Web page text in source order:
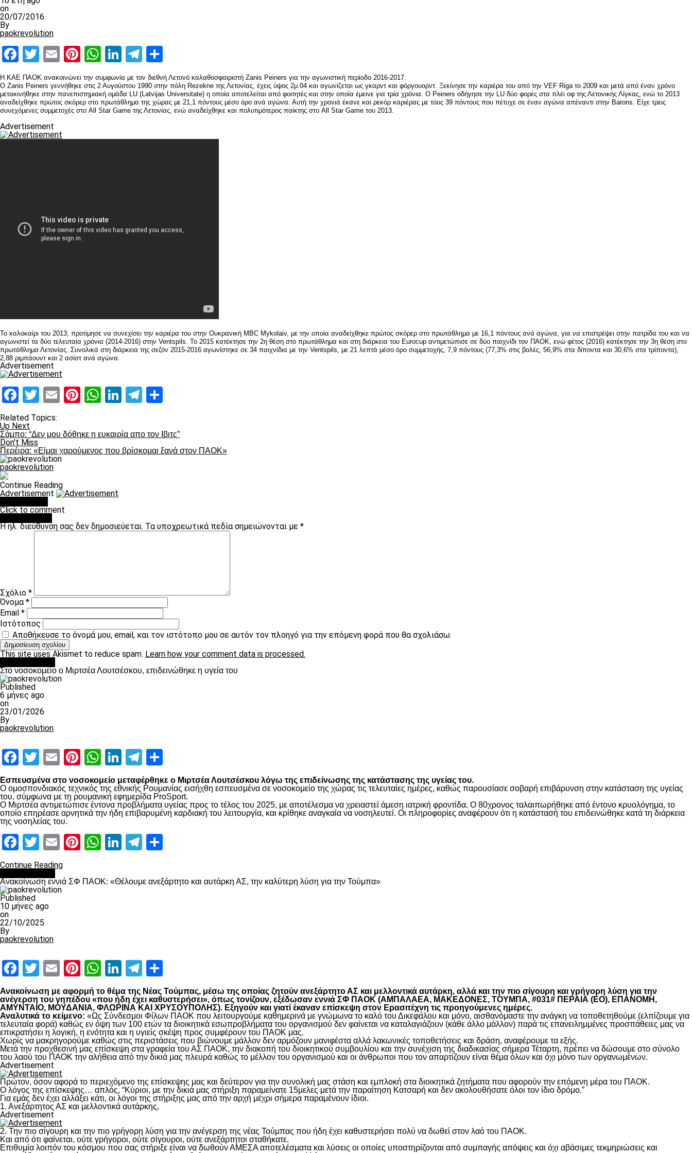
on
20/07/2016
By
paokrevolution
Facebook
Twitter
EmailPinterest
WhatsApp
LinkedIn
Telegram
Η ΚΑΕ ΠΑΟΚ ανακοινώνει την συμφωνία με τον διεθνή Λετονό καλαθοσφαιριστή Zanis Peiners για την αγωνιστική περίοδο 2016-2017.
Ο Zanis Peiners γεννήθηκε στις 2 Αυγούστου 1990 στην πόλη Rezekne της Λετονίας, έχεις ύψος 2μ.04 και αγωνίζεται ως γκαρντ και φόργουορντ. Ξεκίνησε την καριέρα του από την VEF Riga το 2009 και μετά από έναν χρόνο
μετακινήθηκε στην πανεπιστημιακή ομάδα LU (Latvijas Universitate) η οποία αποτελείται από φοιτητές και στην οποία έμεινε για τρία χρόνια. Ο Peiners οδήγησε την LU δύο φορές στα πλέι οφ της Λετονικής Λίγκας, ενώ το 2013
αναδείχθηκε πρώτος σκόρερ στο πρωτάθλημα της χώρας με 21,1 πόντους μέσο όρο ανά αγώνα. Αυτή την χρονιά έκανε και ρεκόρ καριέρας με τους 39 πόντους που πέτυχε σε έναν αγώνα απέναντι στην Barons. Είχε τρεις
συνεχόμενες συμμετοχές στο All Star Game της Λετονίας, ενώ αναδείχθηκε και πολυτιμότερος παίκτης στο All Star Game του 2013.
Advertisement
Το καλοκαίρι του 2013, προτίμησε να συνεχίσει την καριέρα του στην Ουκρανική MBC Mykolaiv, με την οποία αναδείχθηκε πρώτος σκόρερ στο πρωτάθλημα με 16,1 πόντους ανά αγώνα, για να επιστρέψει στην πατρίδα του και να
αγωνιστεί τα δύο τελευταία χρόνια (2014-2016) στην Ventspils. To 2015 κατέκτησε την 2η θέση στο πρωτάθλημα και στη διάρκεια του Eurocup αντιμετώπισε σε δύο παιχνίδι τον ΠΑΟΚ, ενώ φέτος (2016) κατέκτησε την 3η θέση στο
πρωτάθλημα Λετονίας. Συνολικά στη διάρκεια της σεζόν 2015-2016 αγωνίστηκε σε 34 παιχνίδια με την Ventspils, με 21 λεπτά μέσο όρο συμμετοχής, 7,9 πόντους (77,3% στις βολές, 56,9% στα δίποντα και 30,6% στα τρίποντα),
2,88 ριμπάουντ και 2 ασίστ ανά αγώνα.
Advertisement
Facebook
Twitter
EmailPinterest
WhatsApp
LinkedIn
Telegram
Related Topics:
Up Next
Σάμπο: “Δεν μου δόθηκε η ευκαιρία απο τον Ιβιτς”
Don't Miss
Περέιρα: «Είμαι χαρούμενος που βρίσκομαι ξανά στον ΠΑΟΚ»
paokrevolution
Continue Reading
Advertisement
Click to comment
Η ηλ. διεύθυνση σας δεν δημοσιεύεται. Τα υποχρεωτικά πεδία σημειώνονται με *
Σχόλιο *
Όνομα*
Email *
Ιστότοπος
Αποθήκευσε το όνομά μου, email, και τον ιστότοπο μου σε αυτόν τον πλοηγό για την επόμενη φορά που θα σχολιάσω.
This site uses Akismet to reduce spam. Learn how your comment data is processed.
Στο νοσοκομείο ο Μιρτσέα Λουτσέσκου, επιδεινώθηκε η υγεία του
Published
6 μήνες ago
on
23/01/2026
By
paokrevolution
Facebook
Twitter
EmailPinterest
WhatsApp
LinkedIn
Telegram
Εσπευσμένα στο νοσοκομείο μεταφέρθηκε ο Μιρτσέα Λουτσέσκου λόγω της επιδείνωσης της κατάστασης της υγείας του.
Ο ομοσπονδιακός τεχνικός της εθνικής Ρουμανίας εισήχθη εσπευσμένα σε νοσοκομείο της χώρας τις τελευταίες ημέρες, καθώς παρουσίασε σοβαρή επιβάρυνση στην κατάσταση της υγείας
του, σύμφωνα με τη ρουμανική εφημερίδα ProSport.
Ο Μιρτσέα αντιμετώπισε έντονα προβλήματα υγείας προς το τέλος του 2025, με αποτέλεσμα να χρειαστεί άμεση ιατρική φροντίδα. Ο 80χρονος ταλαιπωρήθηκε από έντονο κρυολόγημα, το
οποίο επηρέασε αρνητικά την ήδη επιβαρυμένη καρδιακή του λειτουργία, και κρίθηκε αναγκαία να νοσηλευτεί. Οι πληροφορίες αναφέρουν ότι η κατάστασή του επιδεινώθηκε κατά τη διάρκεια
της νοσηλείας του.
Facebook
Twitter
EmailPinterest
WhatsApp
LinkedIn
Telegram
Continue Reading
Ανακοίνωση εννιά ΣΦ ΠΑΟΚ: «Θέλουμε ανεξάρτητο και αυτάρκη ΑΣ, την καλύτερη λύση για την Τούμπα»
Published
10 μήνες ago
on
22/10/2025
By
paokrevolution
Facebook
Twitter
EmailPinterest
WhatsApp
LinkedIn
Telegram
Ανακοίνωση με αφορμή το θέμα της Νέας Τούμπας, μέσω της οποίας ζητούν ανεξάρτητο ΑΣ και μελλοντικά αυτάρκη, αλλά και την πιο σίγουρη και γρήγορη λύση για την
ανέγερση του γηπέδου «που ήδη έχει καθυστερήσει», όπως τονίζουν, εξέδωσαν εννιά ΣΦ ΠΑΟΚ (ΑΜΠΑΛΑΕΑ, ΜΑΚΕΔΟΝΕΣ, ΤΟΥΜΠΑ, #031# ΠΕΡΑΙΑ (ΕΟ), ΕΠΑΝΟΜΗ,
ΑΜΥΝΤΑΙΟ, ΜΟΥΔΑΝΙΑ, ΦΛΩΡΙΝΑ ΚΑΙ ΧΡΥΣΟΥΠΟΛΗΣ). Εξηγούν και γιατί έκαναν επίσκεψη στον Ερασιτέχνη τις προηγούμενες ημέρες.
Αναλυτικά το κείμενο: «Ως Σύνδεσμοι Φίλων ΠΑΟΚ που λειτουργούμε καθημερινά με γνώμωνα το καλό του Δικεφάλου και μόνο, αισθανόμαστε την ανάγκη να τοποθετηθούμε (ελπίζουμε για
τελευταία φορά) καθώς εν όψη των 100 ετών τα διοικητικά εσωπροβλήματα του οργανισμού δεν φαίνεται να καταλαγιάζουν (κάθε άλλο μάλλον) παρά τις επανειλημμένες προσπάθειες μας να
επικρατήσει η λογική, η ενότητα και η υγιείς σκέψη προς συμφέρουν του ΠΑΟΚ μας.
Χωρίς να μακρηγορούμε καθώς στις περιστάσεις που βιώνουμε μάλλον δεν αρμόζουν μανιφέστα αλλά λακωνικές τοποθετήσεις και δράση, αναφέρουμε τα εξής.
Μετά την προχθεσινή μας επίσκεψη στα γραφεία του ΑΣ ΠΑΟΚ, την διακοπή του διοικητικού συμβουλίου και την συνέχιση της διαδικασίας σήμερα Τέταρτη, πρέπει να δώσουμε στο σύνολο
του λαού του ΠΑΟΚ την αλήθεια από την δικιά μας πλευρά καθώς το μέλλον του οργανισμού και οι άνθρωποι που τον απαρτίζουν είναι θέμα όλων και όχι μόνο των οργανωμένων.
Advertisement
Πρώτον, όσον αφορά το περιεχόμενο της επίσκεψης μας και δεύτερον για την συνολική μας στάση και εμπλοκή στα διοικητικά ζητήματα που αφορούν την επόμενη μέρα του ΠΑΟΚ.
Ο λόγος της επίσκεψης… απλός, “Κύριοι, με την δικιά μας στήριξη παραμείνατε 15μελες μετά την παραίτηση Κατσαρή και δεν ακολουθήσατε όλοι τον ίδιο δρόμο.”
Για εμάς δεν έχει αλλάξει κάτι, οι λόγοι της στήριξης μας από την αρχή μέχρι σήμερα παραμένουν ίδιοι.
1. Ανεξάρτητος ΑΣ και μελλοντικά αυτάρκης,
Advertisement
2. Την πιο σίγουρη και την πιο γρήγορη λύση για την ανέγερση της νέας Τούμπας που ήδη έχει καθυστερήσει πολύ να δωθεί στον λαό του ΠΑΟΚ.
Και από ότι φαίνεται, ούτε γρήγοροι, ούτε σίγουροι, ούτε ανεξάρτητοι σταθήκατε.
Επιθυμία λοιπόν του κόσμου που σας στήριξε είναι να δωθούν ΑΜΕΣΑ αποτελέσματα και λύσεις οι οποίες υποστηρίζονται από συμπαγής απόψεις και όχι αβάσιμες τεκμηριώσεις και